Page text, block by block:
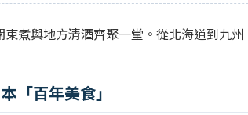
煮與地方清酒齊聚一堂。從北海道到九
「百年美食」